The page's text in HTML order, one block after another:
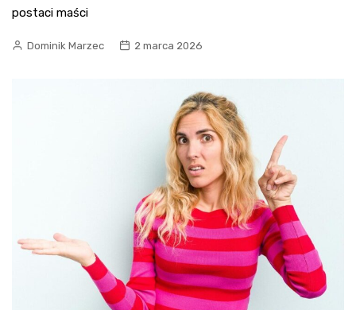
postaci maści
Dominik Marzec 2 marca 2026